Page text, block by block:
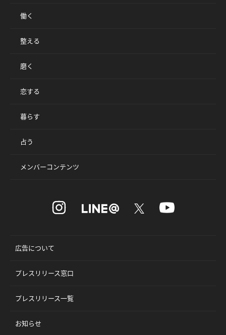
働く
整える
磨く
恋する
暮らす
占う
メンバーコンテンツ
広告について
プレスリリース窓口
プレスリリース一覧
お知らせ